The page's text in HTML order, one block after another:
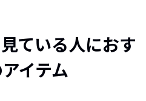
ている人におす
イテム